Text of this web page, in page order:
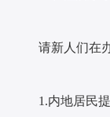
请新人们在
1.内地居民